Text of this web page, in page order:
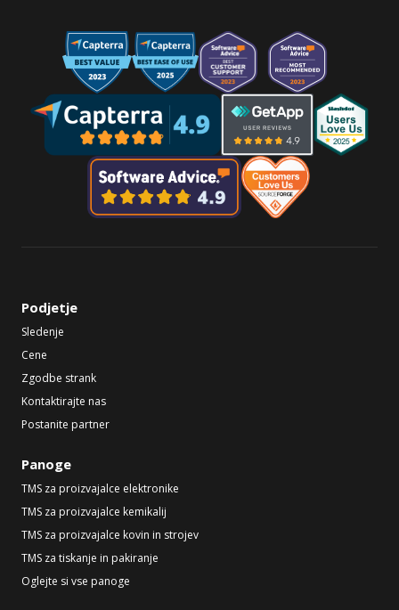
Podjetje
Sledenje
Cene
Zgodbe strank
Kontaktirajte nas
Postanite partner
Panoge
TMS za proizvajalce elektronike
TMS za proizvajalce kemikalij
TMS za proizvajalce kovin in strojev
TMS za tiskanje in pakiranje
Oglejte si vse panoge